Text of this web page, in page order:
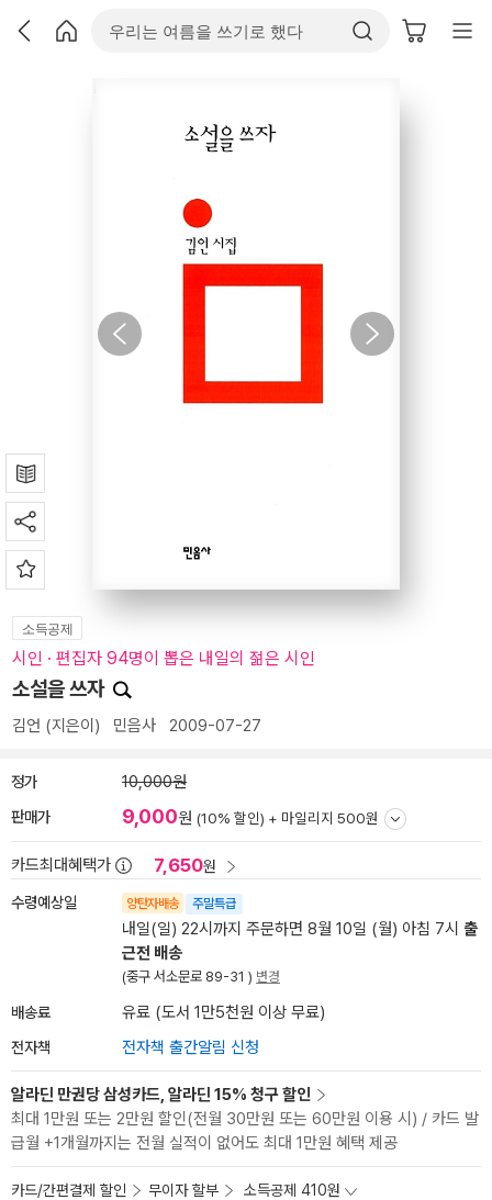
소득공제
시인 · 편집자 94명이 뽑은 내일의 젊은 시인
소설을 쓰자
김언 (지은이) 민음사 2009-07-27
정가 10,000원
판매가 9,000원 (10% 할인) + 마일리지 500원
카드최대혜택가 7,650원
수령예상일 양탄자배송 주말특급
내일(일) 22시까지 주문하면 8월 10일 (월) 아침 7시 출
근전 배송
(중구 서소문로 89-31 ) 변경
배송료 유료 (도서 1만5천원 이상 무료)
전자책 전자책 출간알림 신청
알라딘 만권당 삼성카드, 알라딘 15% 청구 할인
최대 1만원 또는 2만원 할인(전월 30만원 또는 60만원 이용 시) / 카드 발
급월 +1개월까지는 전월 실적이 없어도 최대 1만원 혜택 제공
카드/간편결제 할인 무이자 할부 소득공제 410원